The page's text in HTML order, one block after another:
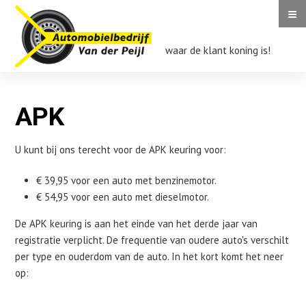
Auto
Van
der
≡
waar de klant koning is!
APK
APK
APK
U kunt bij ons terecht voor de APK keuring voor:
€ 39,95 voor een auto met benzinemotor.
€ 54,95 voor een auto met dieselmotor.
De APK keuring is aan het einde van het derde jaar van
registratie verplicht. De frequentie van oudere auto's verschilt
per type en ouderdom van de auto. In het kort komt het neer
op: